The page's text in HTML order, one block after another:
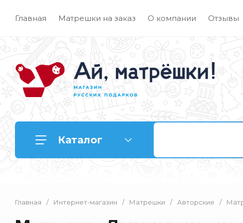
Главная Матрешки на заказ О компании Отзывы
Матрешки
Каталог
Главная / Интернет-магазин / Матрешки / Авторские /